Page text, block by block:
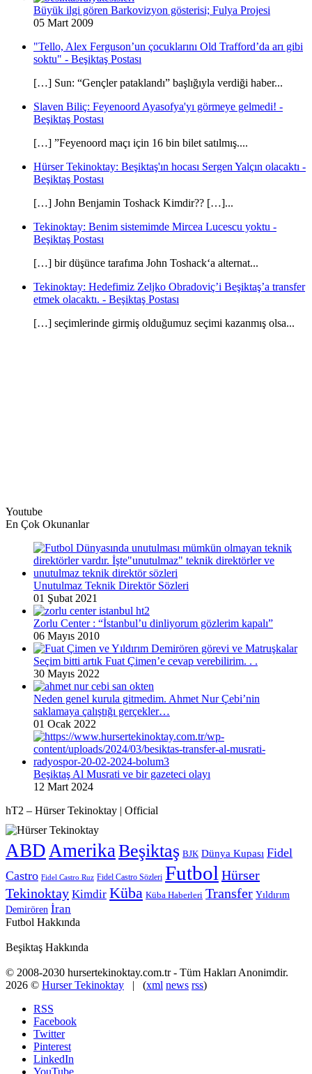
Büyük ilgi gören Barkovizyon gösterisi; Fulya Projesi
05 Mart 2009
"Tello, Alex Ferguson’un çocuklarını Old Trafford’da arı gibi
soktu" - Beşiktaş Postası
[…] Sun: “Gençler pataklandı” başlığıyla verdiği haber...
Slaven Biliç: Feyenoord Ayasofya'yı görmeye gelmedi! -
Beşiktaş Postası
[…] ”Feyenoord maçı için 16 bin bilet satılmış....
Hürser Tekinoktay: Beşiktaş'ın hocası Sergen Yalçın olacaktı -
Beşiktaş Postası
[…] John Benjamin Toshack Kimdir?? […]...
Tekinoktay: Benim sistemimde Mircea Lucescu yoktu -
Beşiktaş Postası
[…] bir düşünce tarafıma John Toshack‘a alternat...
Tekinoktay: Hedefimiz Zeljko Obradoviç’i Beşiktaş’a transfer
etmek olacaktı. - Beşiktaş Postası
[…] seçimlerinde girmiş olduğumuz seçimi kazanmış olsa...
Youtube
En Çok Okunanlar
Unutulmaz Teknik Direktör Sözleri
01 Şubat 2021
Zorlu Center : “İstanbul’u dinliyorum gözlerim kapalı”
06 Mayıs 2010
Seçim bitti artık Fuat Çimen’e cevap verebilirim. . .
30 Mayıs 2022
Neden genel kurula gitmedim. Ahmet Nur Çebi’nin
saklamaya çalıştığı gerçekler…
01 Ocak 2022
Beşiktaş Al Musrati ve bir gazeteci olayı
12 Mart 2024
hT2 – Hürser Tekinoktay | Official
ABD Amerika Beşiktaş BJK Dünya Kupası Fidel
Castro Fidel Castro Ruz Fidel Castro Sözleri Futbol Hürser
Tekinoktay Kimdir Küba Küba Haberleri Transfer Yıldırım
Demirören İran
Futbol Hakkında
Beşiktaş Hakkında
© 2008-2030 hursertekinoktay.com.tr - Tüm Hakları Anonimdir.
2026 © Hurser Tekinoktay | (xml news rss)
RSS
Facebook
Twitter
Pinterest
LinkedIn
YouTube